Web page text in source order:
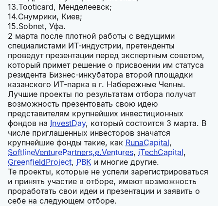
Tooticard, Менделеевск;
Снумрики, Киев;
Sobnet, Уфа.
2 марта после плотной работы с ведущими
специалистами ИТ-индустрии, претенденты
проведут презентации перед экспертным советом,
который примет решение о присвоении им статуса
резидента Бизнес-инкубатора второй площадки
казанского ИТ-парка в г. Набережные Челны.
Лучшие проекты по результатам отбора получат
возможность презентовать свою идею
представителям крупнейших инвестиционных
фондов на InvestDay, который состоится 3 марта. В
числе приглашенных инвесторов значатся
крупнейшие фонды такие, как RunaCapital,
SoftlineVenturePartners,e.Ventures, iTechCapital,
GreenfieldProject, РВК и многие другие.
Те проекты, которые не успели зарегистрироваться
и принять участие в отборе, имеют возможность
проработать свои идеи и презентации и заявить о
себе на следующем отборе.